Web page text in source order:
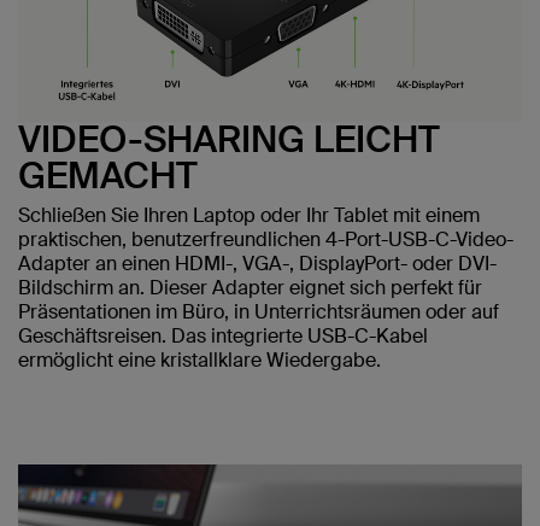
VIDEO-SHARING LEICHT
GEMACHT
Schließen Sie Ihren Laptop oder Ihr Tablet mit einem
praktischen, benutzerfreundlichen 4-Port-USB-C-Video-
Adapter an einen HDMI-, VGA-, DisplayPort- oder DVI-
Bildschirm an. Dieser Adapter eignet sich perfekt für
Präsentationen im Büro, in Unterrichtsräumen oder auf
Geschäftsreisen. Das integrierte USB-C-Kabel
ermöglicht eine kristallklare Wiedergabe.